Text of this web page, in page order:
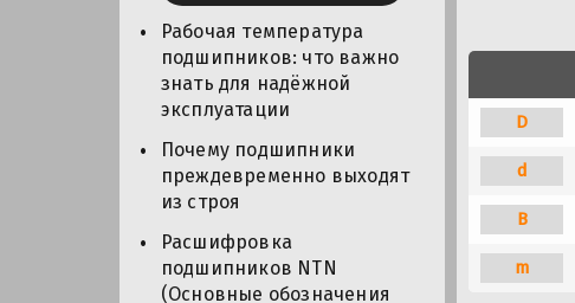
Рабочая температура
подшипников: что важно
знать для надёжной
эксплуатации
Почему подшипники
преждевременно выходят
из строя
Расшифровка
подшипников NTN
(Основные обозначения
D
d
B
m